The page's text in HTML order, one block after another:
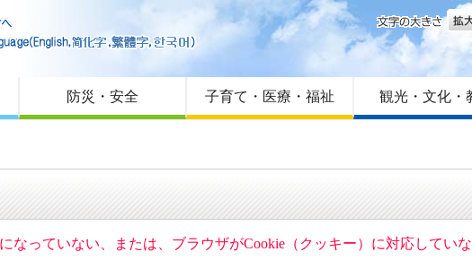
はじめての方へ
Foreign language
サイトマップ
文字
防災・安全 子育て・医療・福祉 観光・文化・
なっていない、または、ブラウザがCookie（クッキー）に対応してい